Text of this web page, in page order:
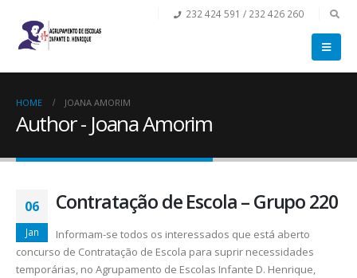
232 424 591 / 232 426 260
HOME JOANA AMORIM
Author - Joana Amorim
06
Jan
Contratação de Escola – Grupo 220
Informam-se todos os interessados que está aberto
concurso de Contratação de Escola para suprir necessidades
temporárias, no Agrupamento de Escolas Infante D. Henrique,